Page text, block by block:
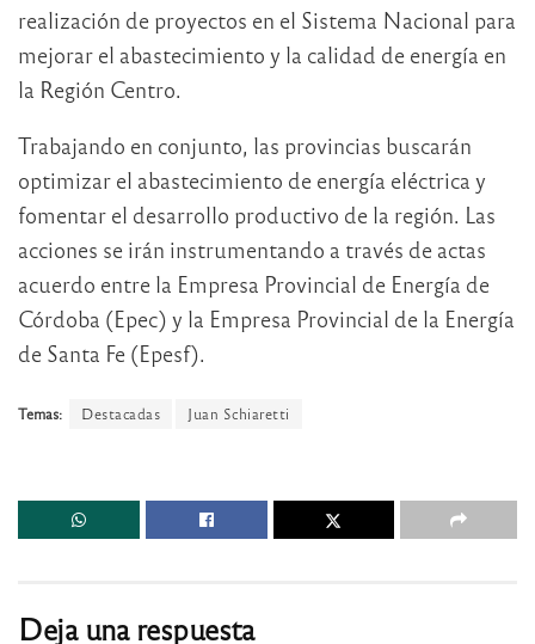
realización de proyectos en el Sistema Nacional para
mejorar el abastecimiento y la calidad de energía en
la Región Centro.
Trabajando en conjunto, las provincias buscarán
optimizar el abastecimiento de energía eléctrica y
fomentar el desarrollo productivo de la región. Las
acciones se irán instrumentando a través de actas
acuerdo entre la Empresa Provincial de Energía de
Córdoba (Epec) y la Empresa Provincial de la Energía
de Santa Fe (Epesf).
Temas: Destacadas Juan Schiaretti
Deja una respuesta